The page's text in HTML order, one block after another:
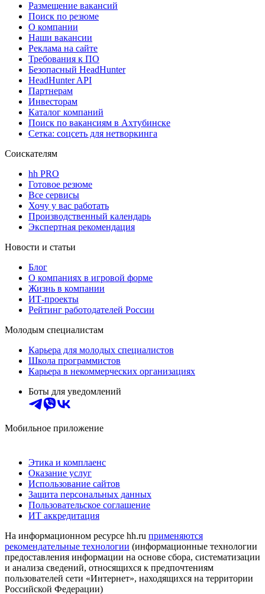
Размещение вакансий
Поиск по резюме
О компании
Наши вакансии
Реклама на сайте
Требования к ПО
Безопасный HeadHunter
HeadHunter API
Партнерам
Инвесторам
Каталог компаний
Поиск по вакансиям в Ахтубинске
Сетка: соцсеть для нетворкинга
Соискателям
hh PRO
Готовое резюме
Все сервисы
Хочу у вас работать
Производственный календарь
Экспертная рекомендация
Новости и статьи
Блог
О компаниях в игровой форме
Жизнь в компании
ИТ-проекты
Рейтинг работодателей России
Молодым специалистам
Карьера для молодых специалистов
Школа программистов
Карьера в некоммерческих организациях
Боты для уведомлений
Мобильное приложение
Этика и комплаенс
Оказание услуг
Использование сайтов
Защита персональных данных
Пользовательское соглашение
ИТ аккредитация
На информационном ресурсе hh.ru применяются
рекомендательные технологии (информационные технологии
предоставления информации на основе сбора, систематизации
и анализа сведений, относящихся к предпочтениям
пользователей сети «Интернет», находящихся на территории
Российской Федерации)